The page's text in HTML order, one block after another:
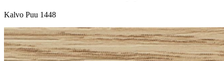
Kalvo Puu 1448